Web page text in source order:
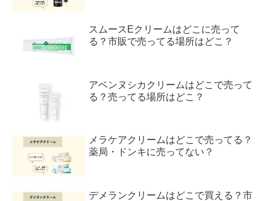
スムースEクリームはどこに売って
る？市販で売ってる場所はどこ？
アベンヌシカクリームはどこで売って
る？売ってる場所はどこ？
メラケアクリームはどこで売ってる？
薬局・ドンキに売ってない？
デメランクリームはどこで買える？市